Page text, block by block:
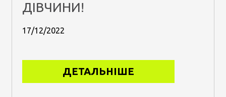
ДІВЧИНИ!
17/12/2022
ДЕТАЛЬНІШЕ